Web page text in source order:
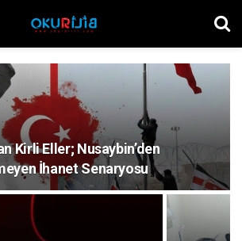
Kirli Eller; Nusaybin’den
İhanet Senaryosu